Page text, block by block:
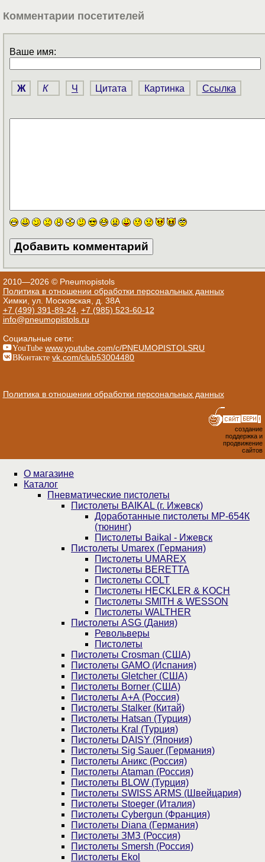
Комментарии посетителей
Ваше имя:
Ж К Ч Цитата Картинка Ссылка
2010—2026 © Pneumopistols
Политика в отношении обработки персональных данных
Химки, ул. Московская, д. 38А
+7 (499) 391-89-24, +7 (985) 523-60-12
info@pneumopistols.ru
Социальные сети:
YouTube www.youtube.com/c/PNEUMOPISTOLSRU
ВКонтакте vk.com/club53004480
Политика в отношении обработки персональных данных
создание
поддержка и
продвижение
сайтов
О магазине
Каталог
Пнев­ма­ти­чес­кие пистолеты
Пистолеты BAIKAL (г. Ижевск)
Доработанные пистолеты МР-654К
(тюнинг)
Пистолеты Baikal - Ижевск
Пистолеты Umarex (Германия)
Пистолеты UMAREX
Пистолеты BERETTA
Пистолеты COLT
Пистолеты HECKLER & KOCH
Пистолеты SMITH & WESSON
Пистолеты WALTHER
Пистолеты ASG (Дания)
Револьверы
Пистолеты
Пистолеты Crosman (США)
Пистолеты GAMO (Испания)
Пистолеты Gletcher (США)
Пистолеты Borner (США)
Пистолеты А+А (Россия)
Пистолеты Stalker (Китай)
Пистолеты Hatsan (Турция)
Пистолеты Kral (Турция)
Пистолеты DAISY (Япония)
Пистолеты Sig Sauer (Германия)
Пистолеты Аникс (Россия)
Пистолеты Ataman (Россия)
Пистолеты BLOW (Турция)
Пистолеты SWISS ARMS (Швейцария)
Пистолеты Stoeger (Италия)
Пистолеты Cybergun (Франция)
Пистолеты Diana (Германия)
Пистолеты ЗМЗ (Россия)
Пистолеты Smersh (Россия)
Пистолеты Ekol